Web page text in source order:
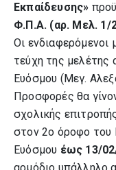
Εκπαίδευσης»
Φ.Π.Α. (αρ. Μελ. 1/
Οι
τεύχη της μελέτης
Ευόσμου (Μεγ.
Προσφορές θα
σχολικής
στον 2ο όροφο του
Ευόσμου έως 13/